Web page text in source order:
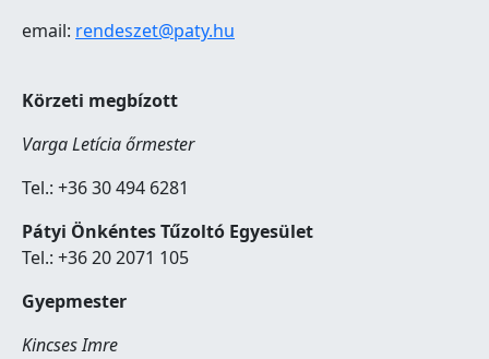
email: rendeszet@paty.hu
Körzeti megbízott
Varga Letícia őrmester
Tel.: +36 30 494 6281
Pátyi Önkéntes Tűzoltó Egyesület
Tel.: +36 20 2071 105
Gyepmester
Kincses Imre